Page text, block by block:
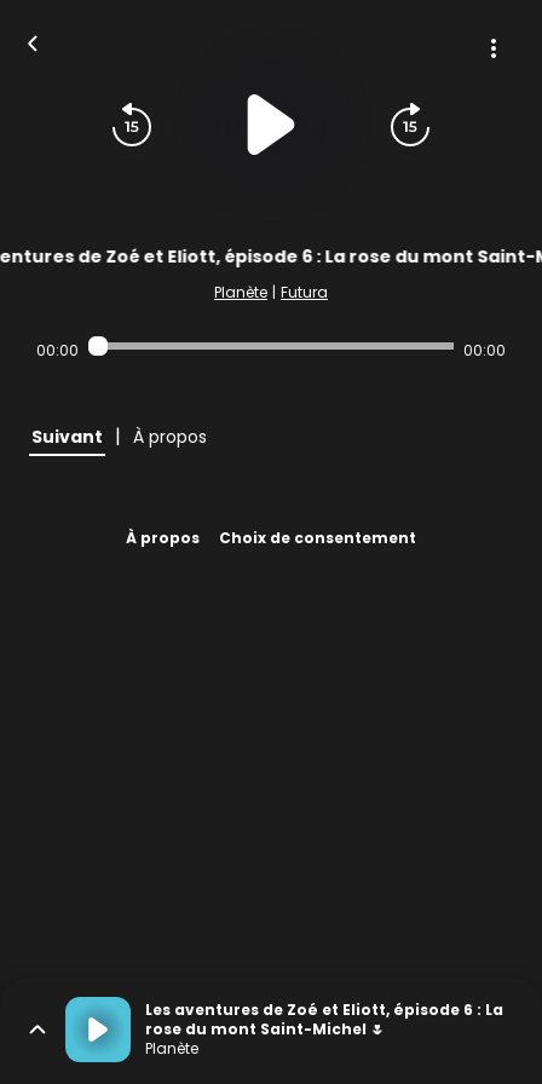
de Zoé et Eliott, épisode 6 : La rose du mont Saint-
Planète | Futura
00:00 00:00
Suivant | À propos
À propos Choix de consentement
Les aventures de Zoé et Eliott, épisode 6 : La
rose du mont Saint-Michel 🌷
Planète